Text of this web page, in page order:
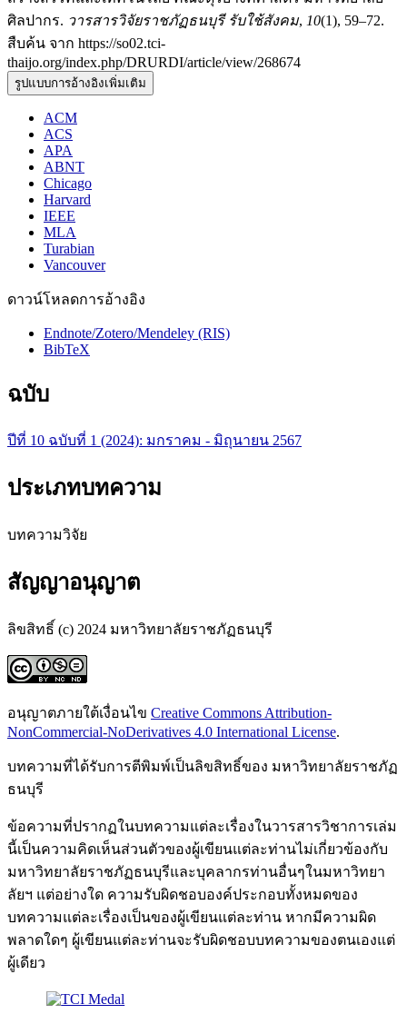
ศิลปากร. วารสารวิจัยราชภัฏธนบุรี รับใช้สังคม, 10(1), 59–72.
สืบค้น จาก https://so02.tci-
thaijo.org/index.php/DRURDI/article/view/268674
รูปแบบการอ้างอิงเพิ่มเติม
ACM
ACS
APA
ABNT
Chicago
Harvard
IEEE
MLA
Turabian
Vancouver
ดาวน์โหลดการอ้างอิง
Endnote/Zotero/Mendeley (RIS)
BibTeX
ฉบับ
ปีที่ 10 ฉบับที่ 1 (2024): มกราคม - มิถุนายน 2567
ประเภทบทความ
บทความวิจัย
สัญญาอนุญาต
ลิขสิทธิ์ (c) 2024 มหาวิทยาลัยราชภัฏธนบุรี
อนุญาตภายใต้เงื่อนไข Creative Commons Attribution-
NonCommercial-NoDerivatives 4.0 International License.
บทความที่ได้รับการตีพิมพ์เป็นลิขสิทธิ์ของ มหาวิทยาลัยราชภัฏ
ธนบุรี
ข้อความที่ปรากฏในบทความแต่ละเรื่องในวารสารวิชาการเล่ม
นี้เป็นความคิดเห็นส่วนตัวของผู้เขียนแต่ละท่านไม่เกี่ยวข้องกับ
มหาวิทยาลัยราชภัฏธนบุรีและบุคลากรท่านอื่นๆในมหาวิทยา
ลัยฯ แต่อย่างใด ความรับผิดชอบองค์ประกอบทั้งหมดของ
บทความแต่ละเรื่องเป็นของผู้เขียนแต่ละท่าน หากมีความผิด
พลาดใดๆ ผู้เขียนแต่ละท่านจะรับผิดชอบบทความของตนเองแต่
ผู้เดียว